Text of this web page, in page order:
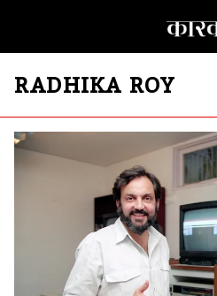
RADHIKA ROY